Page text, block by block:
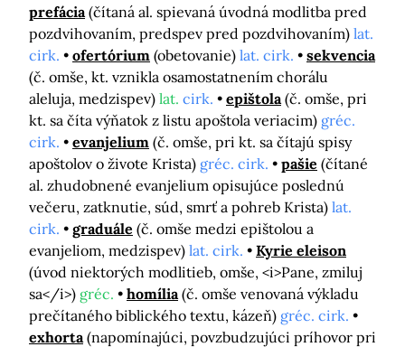
prefácia (čítaná al. spievaná úvodná modlitba pred
pozdvihovaním, predspev pred pozdvihovaním) lat.
cirk.
ofertórium (obetovanie) lat. cirk.
sekvencia
(č. omše, kt. vznikla osamostatnením chorálu
aleluja, medzispev) lat. cirk. epištola (č. omše, pri
kt. sa číta výňatok z listu apoštola veriacim) gréc.
cirk.
evanjelium (č. omše, pri kt. sa čítajú spisy
apoštolov o živote Krista) gréc. cirk. pašie (čítané
al. zhudobnené evanjelium opisujúce poslednú
večeru, zatknutie, súd, smrť a pohreb Krista) lat.
cirk.
graduále (č. omše medzi epištolou a
evanjeliom, medzispev) lat. cirk.
Kyrie eleison
(úvod niektorých modlitieb, omše, <i>Pane, zmiluj
sa</i>) gréc. homília (č. omše venovaná výkladu
prečítaného biblického textu, kázeň) gréc. cirk.
exhorta (napomínajúci, povzbudzujúci príhovor pri